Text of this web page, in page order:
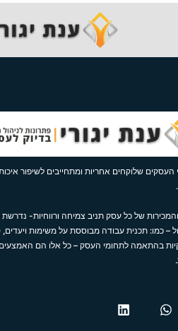
שלוקחים אחריות ומתחייבים לשיפור
של כל עסק תניב צמיחה ורווחיות- נדרשת
– כמו: תכנית עבודה מבוססת על משימות
בהתאמה לתחומי העסק – כל אלו הם
h
a
i
n